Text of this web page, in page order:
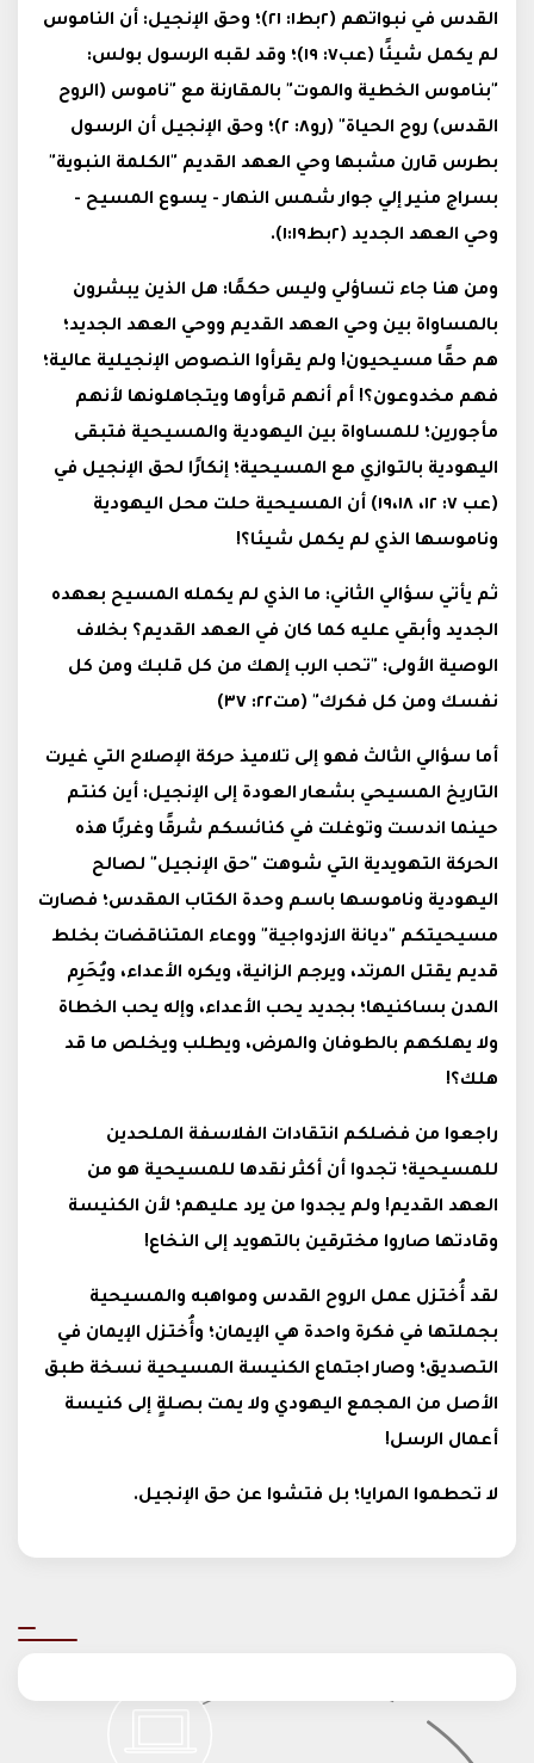
القدس في نبواتهم (٢بط١: ٢١)؛ وحق الإنجيل: أن الناموس
لم يكمل شيئًا (عب٧: ١٩)؛ وقد لقبه الرسول بولس:
"بناموس الخطية والموت" بالمقارنة مع "ناموس (الروح
القدس) روح الحياة" (رو٨: ٢)؛ وحق الإنجيل أن الرسول
بطرس قارن مشبها وحي العهد القديم "الكلمة النبوية"
بسراج منير إلي جوار شمس النهار - يسوع المسيح -
وحي العهد الجديد (٢بط١:١٩).
ومن هنا جاء تساؤلي وليس حكمًا: هل الذين يبشرون
بالمساواة بين وحي العهد القديم ووحي العهد الجديد؛
هم حقًا مسيحيون! ولم يقرأوا النصوص الإنجيلية عالية؛
فهم مخدوعون؟! أم أنهم قرأوها ويتجاهلونها لأنهم
مأجورين؛ للمساواة بين اليهودية والمسيحية فتبقى
اليهودية بالتوازي مع المسيحية؛ إنكارًا لحق الإنجيل في
(عب ٧: ١٢، ١٩،١٨) أن المسيحية حلت محل اليهودية
وناموسها الذي لم يكمل شيئا؟!
ثم يأتي سؤالي الثاني: ما الذي لم يكمله المسيح بعهده
الجديد وأبقي عليه كما كان في العهد القديم؟ بخلاف
الوصية الأولى: "تحب الرب إلهك من كل قلبك ومن كل
نفسك ومن كل فكرك" (مت٢٢: ٣٧)
أما سؤالي الثالث فهو إلى تلاميذ حركة الإصلاح التي غيرت
التاريخ المسيحي بشعار العودة إلى الإنجيل: أين كنتم
حينما اندست وتوغلت في كنائسكم شرقًا وغربًا هذه
الحركة التهويدية التي شوهت "حق الإنجيل" لصالح
اليهودية وناموسها باسم وحدة الكتاب المقدس؛ فصارت
مسيحيتكم "ديانة الازدواجية" ووعاء المتناقضات بخلط
قديم يقتل المرتد، ويرجم الزانية، ويكره الأعداء، ويُحَرِم
المدن بساكنيها؛ بجديد يحب الأعداء، وإله يحب الخطاة
ولا يهلكهم بالطوفان والمرض، ويطلب ويخلص ما قد
هلك؟!
راجعوا من فضلكم انتقادات الفلاسفة الملحدين
للمسيحية؛ تجدوا أن أكثر نقدها للمسيحية هو من
العهد القديم! ولم يجدوا من يرد عليهم؛ لأن الكنيسة
وقادتها صاروا مخترقين بالتهويد إلى النخاع!
لقد أُختزل عمل الروح القدس ومواهبه والمسيحية
بجملتها في فكرة واحدة هي الإيمان؛ وأُختزل الإيمان في
التصديق؛ وصار اجتماع الكنيسة المسيحية نسخة طبق
الأصل من المجمع اليهودي ولا يمت بصلةٍ إلى كنيسة
أعمال الرسل!
لا تحطموا المرايا؛ بل فتشوا عن حق الإنجيل.